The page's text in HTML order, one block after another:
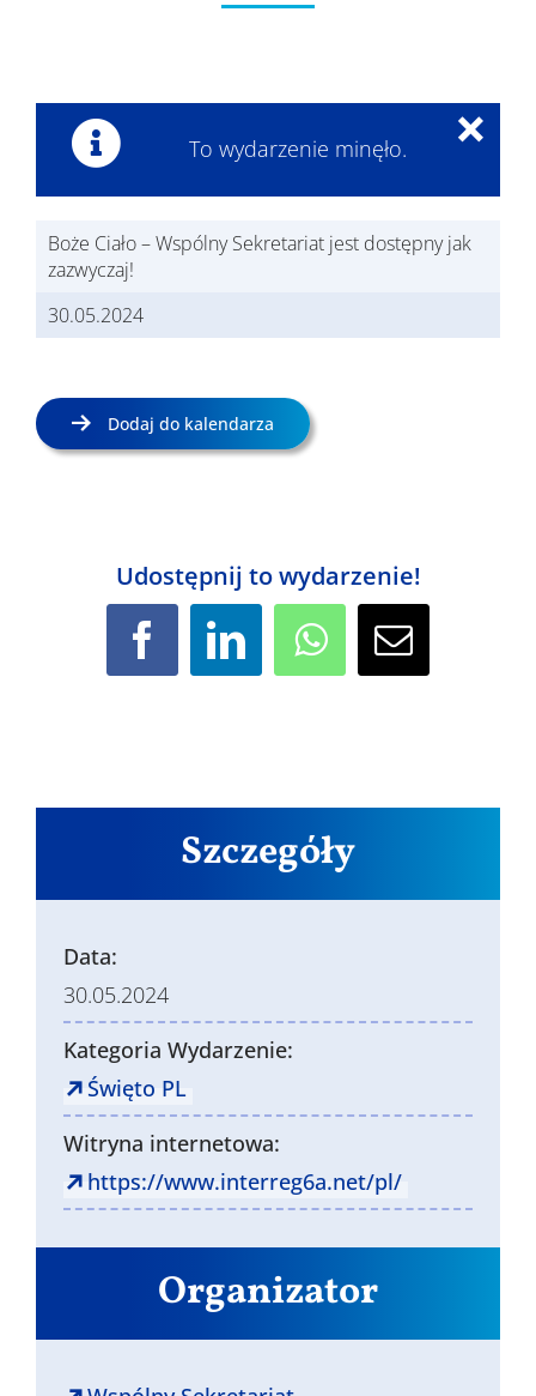
To wydarzenie minęło.
×
Boże Ciało – Wspólny Sekretariat jest dostępny jak
zazwyczaj!
30.05.2024
Dodaj do kalendarza
Udostępnij to wydarzenie!
LinkedIn WhatsAppEmail
Szczegóły
Data:
30.05.2024
Kategoria Wydarzenie:
Święto PL
Witryna internetowa:
https://www.interreg6a.net/pl/
Organizator